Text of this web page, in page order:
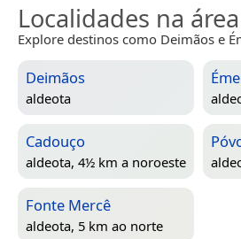
Localidades na área
Explore destinos como Deimãos e
Deimãos
aldeota
Cadouço
aldeota, 4½ km a noroeste
Fonte Mercê
aldeota, 5 km ao norte